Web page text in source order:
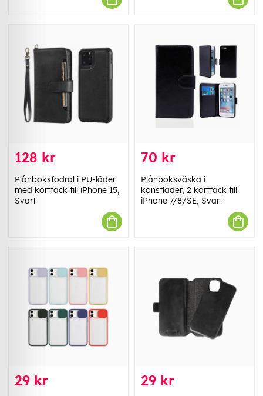
128 kr
Plånboksfodral i PU-läder
med kortfack till iPhone 15,
Svart
70 kr
Plånboksväska i
konstläder, 2 kortfack till
iPhone 7/8/SE, Svart
29 kr 29 kr